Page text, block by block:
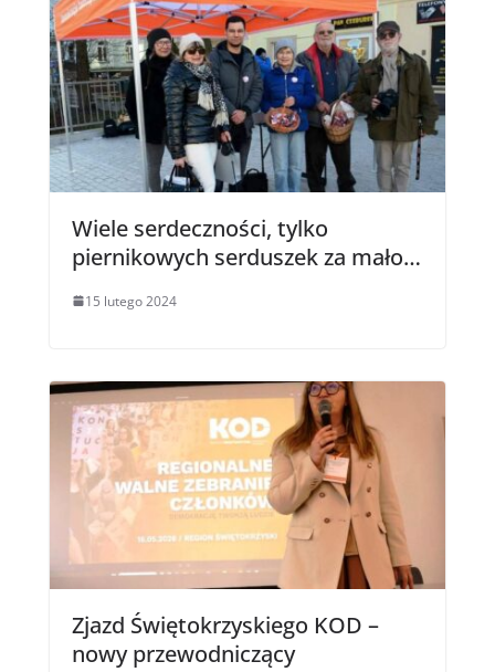
Wiele serdeczności, tylko
piernikowych serduszek za mało…
15 lutego 2024
Zjazd Świętokrzyskiego KOD –
nowy przewodniczący